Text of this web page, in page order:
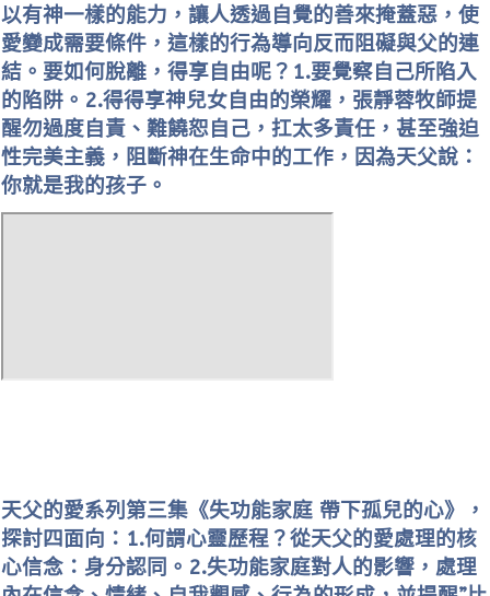
以有神一樣的能力，讓人透過自覺的善來掩蓋惡，使
愛變成需要條件，這樣的行為導向反而阻礙與父的連
結。要如何脫離，得享自由呢？1.要覺察自己所陷入
的陷阱。2.得得享神兒女自由的榮耀，張靜蓉牧師提
醒勿過度自責、難饒恕自己，扛太多責任，甚至強迫
性完美主義，阻斷神在生命中的工作，因為天父說：
你就是我的孩子。
天父的愛系列第三集《失功能家庭 帶下孤兒的心》，
探討四面向：1.何謂心靈歷程？從天父的愛處理的核
心信念：身分認同。2.失功能家庭對人的影響，處理